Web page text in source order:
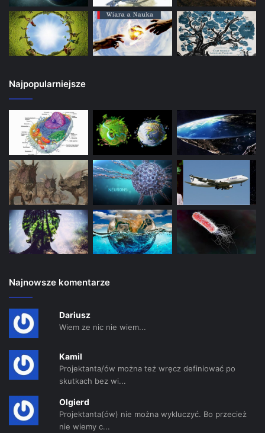
Najpopularniejsze
Najnowsze komentarze
Dariusz
Wiem ze nic nie wiem...
Kamil
Projektanta/ów można też wręcz definiować po
skutkach bez wi...
Olgierd
Projektanta(ów) nie można wykluczyć. Bo przecież
nie wiemy c...